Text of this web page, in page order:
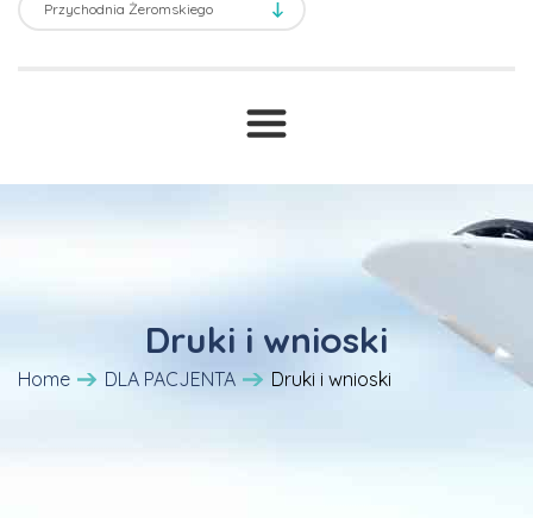
Transport sanitarny
Druki i wnioski
Home DLA PACJENTA Druki i wnioski